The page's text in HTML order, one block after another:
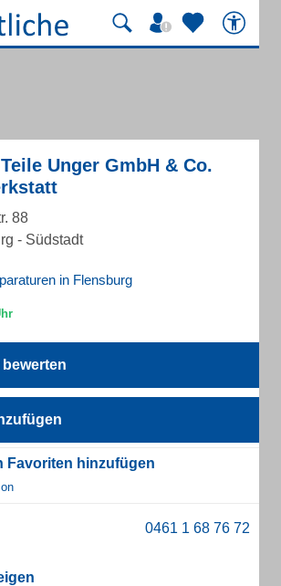
Unger GmbH & Co.
88
- Südstadt
in Flensburg
Favoriten hinzufügen